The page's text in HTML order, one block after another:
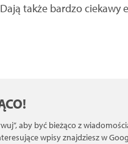
także bardzo
aby być bieżąco z
wpisy znajdziesz w